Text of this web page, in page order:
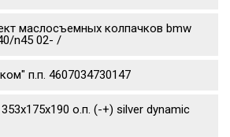
маслосъемных колпачков bmw
n45 02- /
п.п. 4607034730147
о.п. (-+) silver dynamic